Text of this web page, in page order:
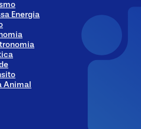
Energia
Animal